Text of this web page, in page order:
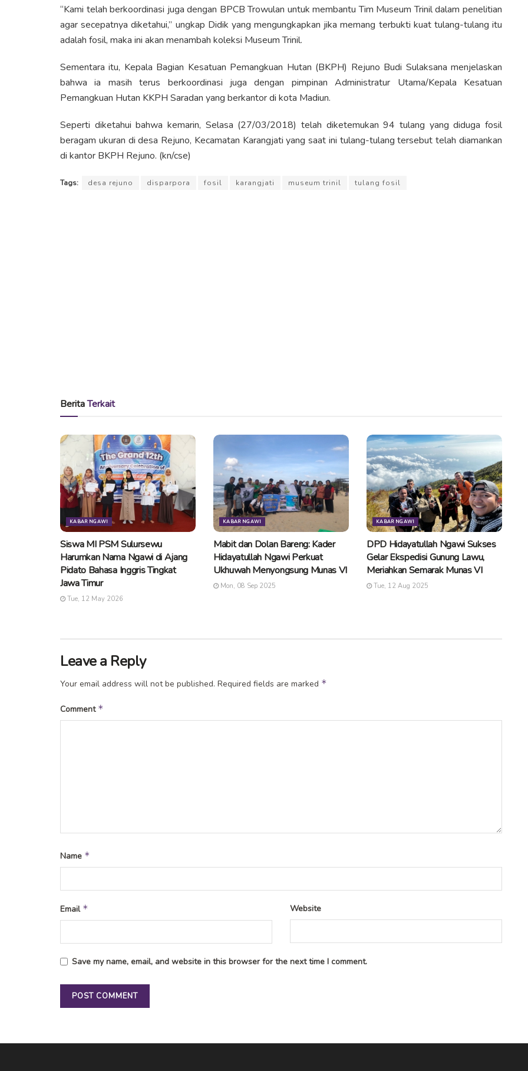
“Kami telah berkoordinasi juga dengan BPCB Trowulan untuk membantu Tim Museum Trinil dalam penelitian
agar secepatnya diketahui,” ungkap Didik yang mengungkapkan jika memang terbukti kuat tulang-tulang itu
adalah fosil, maka ini akan menambah koleksi Museum Trinil.
Sementara itu, Kepala Bagian Kesatuan Pemangkuan Hutan (BKPH) Rejuno Budi Sulaksana menjelaskan
bahwa ia masih terus berkoordinasi juga dengan pimpinan Administratur Utama/Kepala Kesatuan
Pemangkuan Hutan KKPH Saradan yang berkantor di kota Madiun.
Seperti diketahui bahwa kemarin, Selasa (27/03/2018) telah diketemukan 94 tulang yang diduga fosil
beragam ukuran di desa Rejuno, Kecamatan Karangjati yang saat ini tulang-tulang tersebut telah diamankan
di kantor BKPH Rejuno. (kn/cse)
Tags: desa rejuno disparpora fosil karangjati museum trinil tulang fosil
BeritaTerkait
KABAR NGAWI
Siswa MI PSM Sulursewu
Harumkan Nama Ngawi di Ajang
Pidato Bahasa Inggris Tingkat
Jawa Timur
Tue, 12 May 2026
KABAR NGAWI
Mabit dan Dolan Bareng: Kader
Hidayatullah Ngawi Perkuat
Ukhuwah Menyongsung Munas VI
Mon, 08 Sep 2025
KABAR NGAWI
DPD Hidayatullah Ngawi Sukses
Gelar Ekspedisi Gunung Lawu,
Meriahkan Semarak Munas VI
Tue, 12 Aug 2025
Leave a Reply
Your email address will not be published. Required fields are marked *
Comment *
Name *
Email * Website
Save my name, email, and website in this browser for the next time I comment.